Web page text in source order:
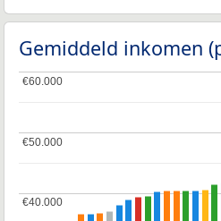
Gemiddeld inkomen
€40.000
€40.000
€50.000
€50.000
€60.000
€60.000